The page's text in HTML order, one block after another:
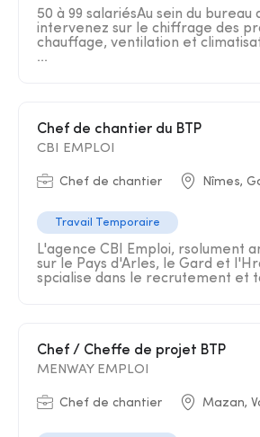
50 à 99 salariésAu sein du bureau
intervenez sur le chiffrage des
chauffage, ventilation et
...
Chef de chantier du BTP
CBI EMPLOI
Chef de chantier Nîmes,
Travail Temporaire
L'agence CBI Emploi, rsolument
sur le Pays d'Arles, le Gard et
spcialise dans le recrutement et
Chef / Cheffe de projet BTP
MENWAY EMPLOI
Chef de chantier Mazan,